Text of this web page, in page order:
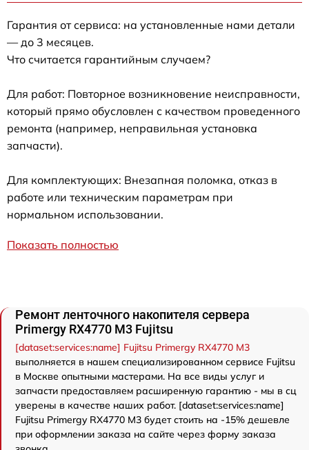
Гарантия от сервиса: на установленные нами детали
— до 3 месяцев.
Что считается гарантийным случаем?
Для работ: Повторное возникновение неисправности,
который прямо обусловлен с качеством проведенного
ремонта (например, неправильная установка
запчасти).
Для комплектующих: Внезапная поломка, отказ в
работе или техническим параметрам при
нормальном использовании.
Показать полностью
Ремонт ленточного накопителя сервера
Primergy RX4770 M3 Fujitsu
[dataset:services:name] Fujitsu Primergy RX4770 M3
выполняется в нашем специализированном сервисе Fujitsu
в Москве опытными мастерами. На все виды услуг и
запчасти предоставляем расширенную гарантию - мы в сц
уверены в качестве наших работ. [dataset:services:name]
Fujitsu Primergy RX4770 M3 будет стоить на -15% дешевле
при оформлении заказа на сайте через форму заказа